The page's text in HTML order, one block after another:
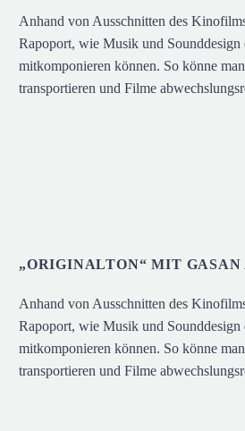
Anhand von Ausschnitten des
Rapoport, wie Musik und Sounddesign
mitkomponieren können. So könne
transportieren und Filme
„ORIGINALTON“ MIT
Anhand von Ausschnitten des
Rapoport, wie Musik und Sounddesign
mitkomponieren können. So könne
transportieren und Filme